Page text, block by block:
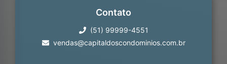
Contato
(51) 99999-4551
vendas@capitaldoscondominios.com.br